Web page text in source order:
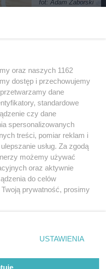
fot: Adam Zaborski
korzystania z portali
Skontakuj sięz nami
Kontakt
Wydawca
Redakcja
oraz naszych 1162
dostęp i przechowujemy
dane
standardowe
czy dane
spersonalizowanych
treści, pomiar reklam i
usług. Za zgodą
możemy używać
oraz aktywnie
do celów
prywatność, prosimy
dolnym rogu strony
danych nie wymagają
sprzeciwić się
będą miały
USTAWIENIA